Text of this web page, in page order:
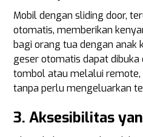
Mobil dengan sliding door,
otomatis, memberikan
bagi orang tua dengan anak
geser otomatis dapat
tombol atau melalui remote,
tanpa perlu mengeluarkan
3. Aksesibilitas